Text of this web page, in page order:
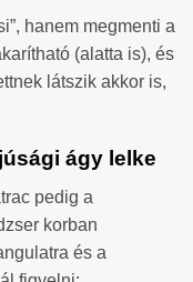
hanem megmenti a
(alatta is), és
látszik akkor is,
ágy lelke
pedig a
korban
és a